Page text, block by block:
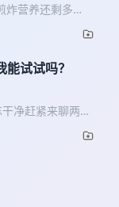
更多优待，而是
什么样子? ｜内
间，是增加了选
什么才算女性
位下拉你为何那
、深蹲架的孔距
鹉螺、GHD、辅
40:40 岩馆岩
腰带 大环境
始掉粉了：中世
鸡肉又联手把它
蛋白质排名显
次于鸡蛋。 所
，还是在看人
好久不见？
的C位？ 42:01 还
养价值很丰富，
炸营养还剩多
远的神？」 ｜
🍠红薯：@王
神（假）来聊聊
饪方法背后的
但其实很多人都
么时候是焦糊。
反应一个没
试试吗？
净赶紧来聊两
肢 王大可 🍠红
刘海儿 🍠红